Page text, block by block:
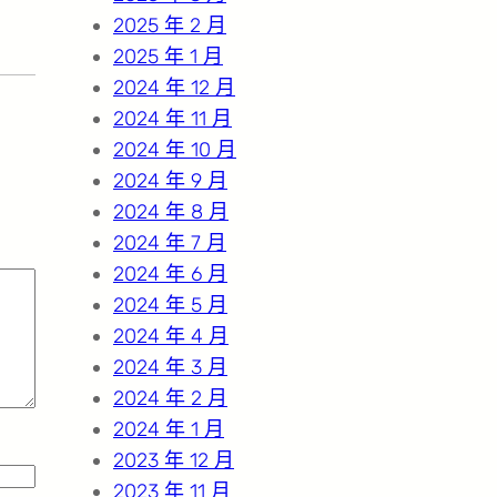
2025 年 2 月
2025 年 1 月
2024 年 12 月
2024 年 11 月
2024 年 10 月
2024 年 9 月
2024 年 8 月
2024 年 7 月
2024 年 6 月
2024 年 5 月
2024 年 4 月
2024 年 3 月
2024 年 2 月
2024 年 1 月
2023 年 12 月
2023 年 11 月